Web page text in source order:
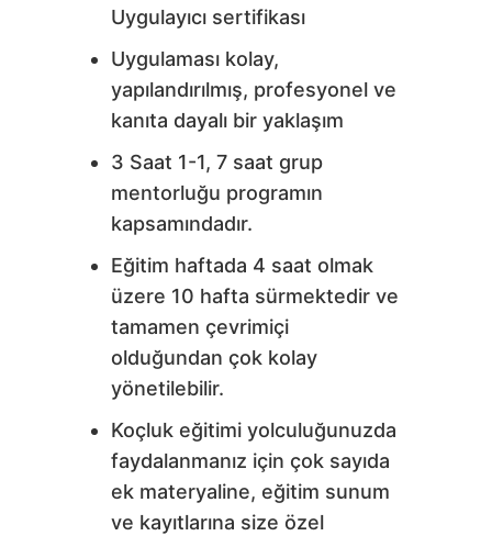
Uygulayıcı sertifikası
Uygulaması kolay,
yapılandırılmış, profesyonel ve
kanıta dayalı bir yaklaşım
3 Saat 1-1, 7 saat grup
mentorluğu programın
kapsamındadır.
Eğitim haftada 4 saat olmak
üzere 10 hafta sürmektedir ve
tamamen çevrimiçi
olduğundan çok kolay
yönetilebilir.
Koçluk eğitimi yolculuğunuzda
faydalanmanız için çok sayıda
ek materyaline, eğitim sunum
ve kayıtlarına size özel